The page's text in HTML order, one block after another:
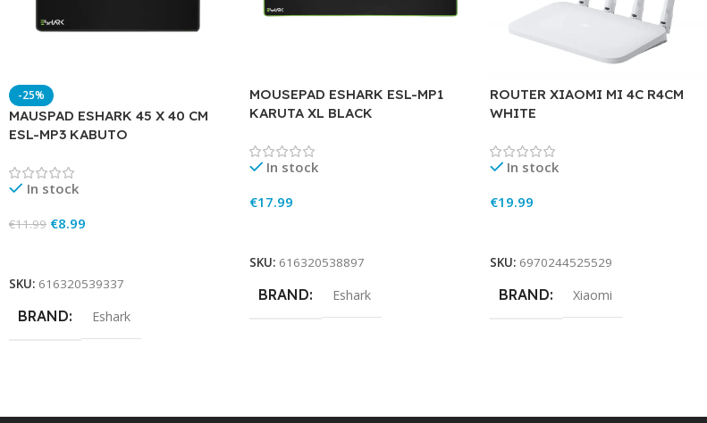
-25%
MAUSPAD ESHARK 45 X 40 CM
ESL-MP3 KABUTO
In stock
€11.99 €8.99
SKU: 616320539337
BRAND Eshark
MOUSEPAD ESHARK ESL-MP1
KARUTA XL BLACK
In stock
€17.99
SKU: 616320538897
BRAND Eshark
ROUTER XIAOMI MI 4C R4CM
WHITE
In stock
€19.99
SKU: 6970244525529
BRAND Xiaomi